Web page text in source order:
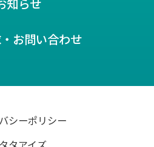
お問い合わせ
知らせ
シーポリシー